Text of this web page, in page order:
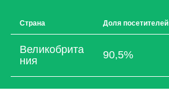
Страна Доля посетителей
Великобрита
ния
90,5%